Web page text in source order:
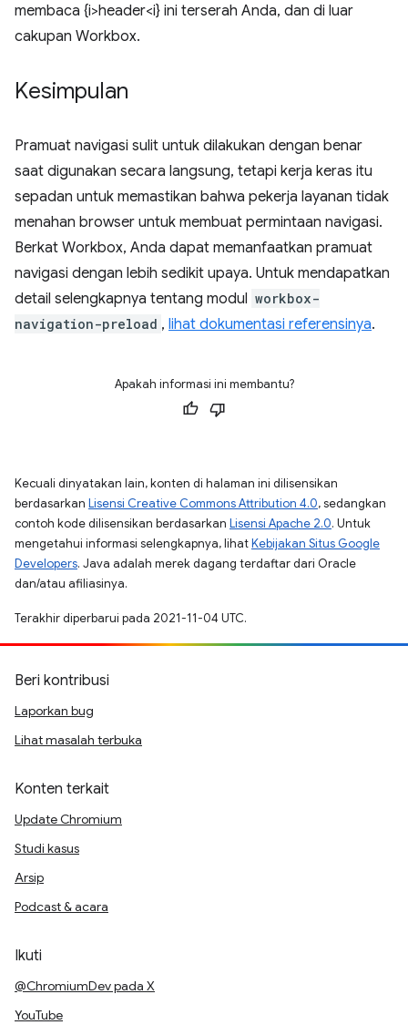
membaca {i>header<i} ini terserah Anda, dan di luar
cakupan Workbox.
Kesimpulan
Pramuat navigasi sulit untuk dilakukan dengan benar
saat digunakan secara langsung, tetapi kerja keras itu
sepadan untuk memastikan bahwa pekerja layanan tidak
menahan browser untuk membuat permintaan navigasi.
Berkat Workbox, Anda dapat memanfaatkan pramuat
navigasi dengan lebih sedikit upaya. Untuk mendapatkan
detail selengkapnya tentang modul workbox-
navigation-preload , lihat dokumentasi referensinya.
Apakah informasi ini membantu?
Kecuali dinyatakan lain, konten di halaman ini dilisensikan
berdasarkan Lisensi Creative Commons Attribution 4.0, sedangkan
contoh kode dilisensikan berdasarkan Lisensi Apache 2.0. Untuk
mengetahui informasi selengkapnya, lihatKebijakan Situs Google
Developers. Java adalah merek dagang terdaftar dari Oracle
dan/atau afiliasinya.
Terakhir diperbarui pada 2021-11-04 UTC.
Beri kontribusi
Laporkan bug
Lihat masalah terbuka
Konten terkait
Update Chromium
Studi kasus
Arsip
Podcast & acara
Ikuti
@ChromiumDev pada X
YouTube